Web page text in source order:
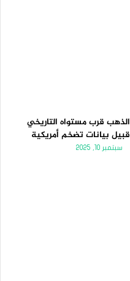
الذهب قرب مستواه التاريخي
قبيل بيانات تضخم أمريكية
سبتمبر 10, 2025